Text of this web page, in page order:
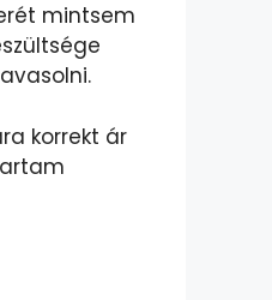
mintsem
korrekt ár